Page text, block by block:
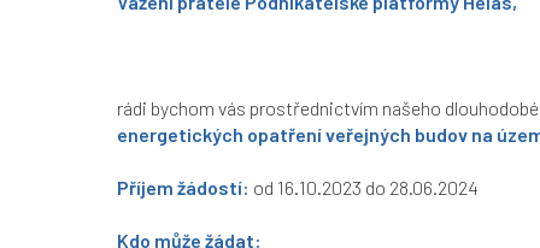
rádi bychom vás prostřednictvím našeho
energetických opatření veřejných budov na
Příjem žádostí: od 16.10.2023 do 28.06.2024
Kdo může žádat: